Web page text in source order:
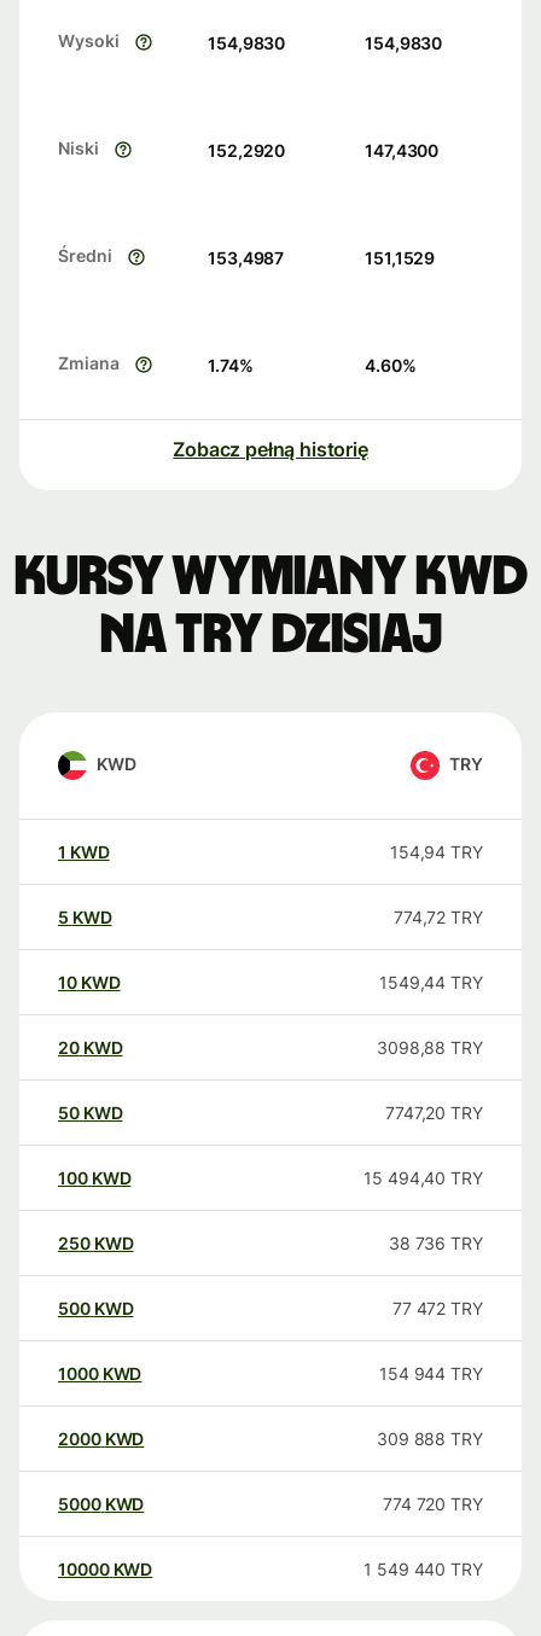
Wysoki 154,9830 154,9830
Niski 152,2920 147,4300
Średni 153,4987 151,1529
Zmiana 1.74% 4.60%
Zobacz pełną historię
Kursy wymiany KWD
na TRY dzisiaj
KWD TRY
1 KWD 154,94 TRY
5 KWD 774,72 TRY
10 KWD 1549,44 TRY
20 KWD 3098,88 TRY
50 KWD 7747,20 TRY
100 KWD 15 494,40 TRY
250 KWD 38 736 TRY
500 KWD 77 472 TRY
1000 KWD 154 944 TRY
2000 KWD 309 888 TRY
5000 KWD 774 720 TRY
10000 KWD 1 549 440 TRY